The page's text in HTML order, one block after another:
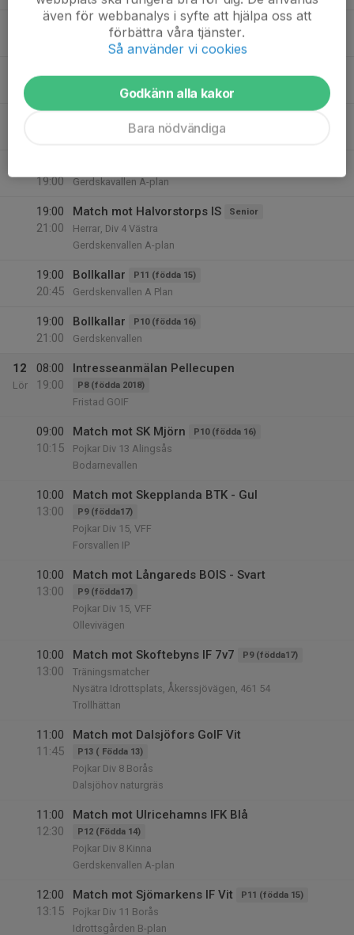
16:15
Träning P15 (Födda 11)
Gerdsken B-Plan Helplan
Gerdskavallen A-plan
19:00
Gerdskavallen A-plan
19:00
21:00
Match mot Halvorstorps IS Senior
Herrar, Div 4 Västra
Gerdskenvallen A-plan
19:00
20:45
Bollkallar P11 (födda 15)
Gerdskenvallen A Plan
19:00
21:00
Bollkallar P10 (födda 16)
Gerdskenvallen
12
Lör
08:00
19:00
Intresseanmälan Pellecupen
P8 (födda 2018)
Fristad GOIF
09:00
10:15
Match mot SK Mjörn P10 (födda 16)
Pojkar Div 13 Alingsås
Bodarnevallen
10:00
13:00
Match mot Skepplanda BTK - Gul
P9 (födda17)
Pojkar Div 15, VFF
Forsvallen IP
10:00
13:00
Match mot Långareds BOIS - Svart
P9 (födda17)
Pojkar Div 15, VFF
Ollevivägen
10:00
13:00
Match mot Skoftebyns IF 7v7 P9 (födda17)
Träningsmatcher
Nysätra Idrottsplats, Åkerssjövägen, 461 54
Trollhättan
11:00
11:45
Match mot Dalsjöfors GoIF Vit
P13 ( Födda 13)
Pojkar Div 8 Borås
Dalsjöhov naturgräs
11:00
12:30
Match mot Ulricehamns IFK Blå
P12 (Födda 14)
Pojkar Div 8 Kinna
Gerdskenvallen A-plan
12:00
13:15
Match mot Sjömarkens IF Vit P11 (födda 15)
Pojkar Div 11 Borås
Idrottsgården B-plan
även för webbanalys i syfte att hjälpa oss att
förbättra våra tjänster.
Så använder vi cookies
Godkänn alla kakor
Bara nödvändiga